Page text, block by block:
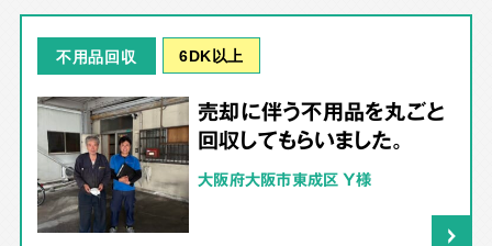
不用品回収 6DK以上
売却に伴う不用品を丸ごと
回収してもらいました。
大阪府大阪市東成区 Y様